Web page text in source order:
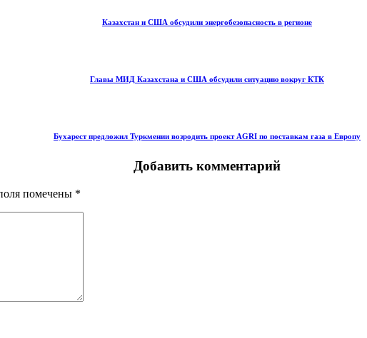
Казахстан и США обсудили энергобезопасность в регионе
Главы МИД Казахстана и США обсудили ситуацию вокруг КТК
Бухарест предложил Туркмении возродить проект AGRI по поставкам газа в Европу
Добавить комментарий
помечены *